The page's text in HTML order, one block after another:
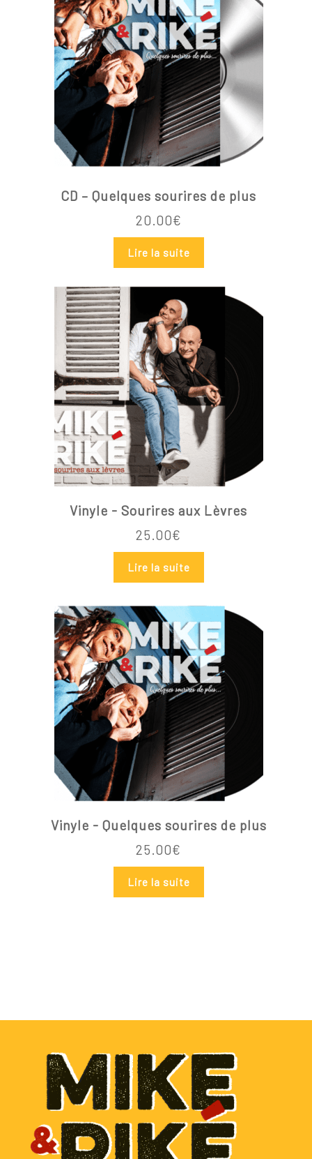
Votre panier est vide.
Go To Shop
CD – Quelques sourires de plus
20.00€
Lire la suite
Vinyle - Sourires aux Lèvres
25.00€
Lire la suite
Vinyle - Quelques sourires de plus
25.00€
Lire la suite